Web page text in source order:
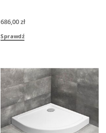
686,00zł
Sprawdź